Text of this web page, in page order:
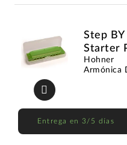
Step
Starter
Hohner
Armónica
Entrega en 3/5 días